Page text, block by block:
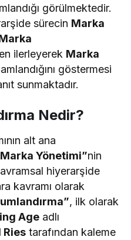
görülmektedir.
sürecin Marka
ilerleyerek Marka
göstermesi
sunmaktadır.
Nedir?
alt ana
Yönetimi”nin
hiyerarşide
kavramı olarak
, ilk olarak
Age adlı
Ries tarafından kaleme